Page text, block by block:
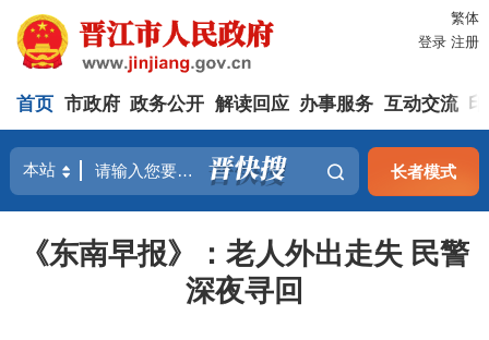
繁体
登录 注册
首页 市政府 政务公开 解读回应 办事服务 互动交流
长者模式
《东南早报》：老人外出走失 民警
深夜寻回